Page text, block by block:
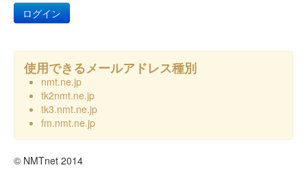
使用できるメールアドレス種別
nmt.ne.jp
tk2nmt.ne.jp
tk3.nmt.ne.jp
fm.nmt.ne.jp
© NMTnet 2014